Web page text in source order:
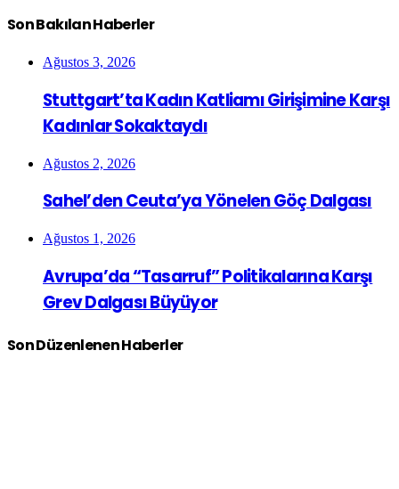
Son Bakılan Haberler
Ağustos 3, 2026
Stuttgart’ta Kadın Katliamı Girişimine Karşı
Kadınlar Sokaktaydı
Ağustos 2, 2026
Sahel’den Ceuta’ya Yönelen Göç Dalgası
Ağustos 1, 2026
Avrupa’da “Tasarruf” Politikalarına Karşı
Grev Dalgası Büyüyor
Son Düzenlenen Haberler